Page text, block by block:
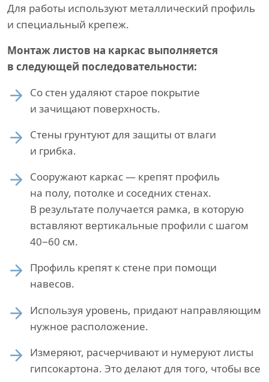
Для работы используют металлический профиль
и специальный крепеж.
Монтаж листов на каркас выполняется
в следующей последовательности:
Со стен удаляют старое покрытие
и зачищают поверхность.
Стены грунтуют для защиты от влаги
и грибка.
Сооружают каркас — крепят профиль
на полу, потолке и соседних стенах.
В результате получается рамка, в которую
вставляют вертикальные профили с шагом
40−60 см.
Профиль крепят к стене при помощи
навесов.
Используя уровень, придают направляющим
нужное расположение.
Измеряют, расчерчивают и нумеруют листы
гипсокартона. Это делают для того, чтобы все